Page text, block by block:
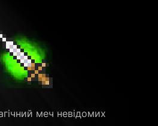
меч невідомих